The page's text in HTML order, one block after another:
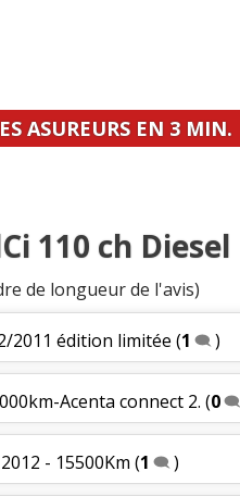
ASUREURS EN 3 MIN.
110 ch Diesel
de longueur de l'avis)
2011 édition limitée (1 )
Acenta connect 2. (0
- 15500Km (1 )